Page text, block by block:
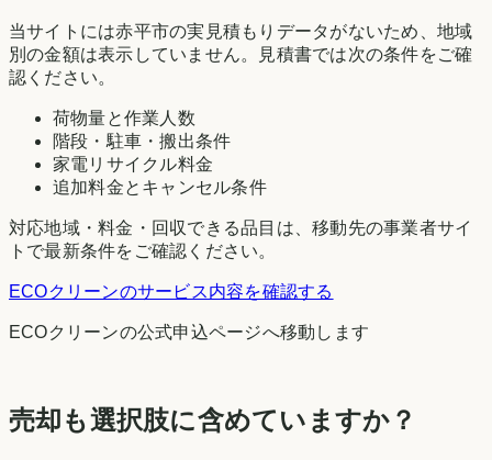
当サイトには赤平市の実見積もりデータがないため、地域
別の金額は表示していません。見積書では次の条件をご確
認ください。
荷物量と作業人数
階段・駐車・搬出条件
家電リサイクル料金
追加料金とキャンセル条件
対応地域・料金・回収できる品目は、移動先の事業者サイ
トで最新条件をご確認ください。
ECOクリーンのサービス内容を確認する
ECOクリーンの公式申込ページへ移動します
売却も選択肢に含めていますか？